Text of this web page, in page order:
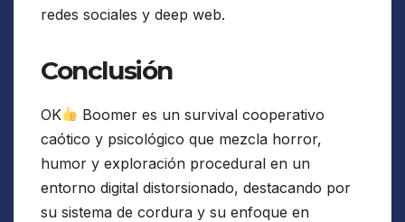
redes sociales y deep web.
Conclusión
OK
Boomer es un survival cooperativo
caótico y psicológico que mezcla horror,
humor y exploración procedural en un
entorno digital distorsionado, destacando por
su sistema de cordura y su enfoque en